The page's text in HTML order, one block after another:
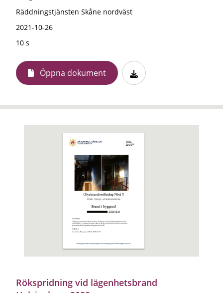
Räddningstjänsten Skåne nordväst
2021-10-26
10 s
Öppna dokument
Rökspridning vid lägenhetsbrand